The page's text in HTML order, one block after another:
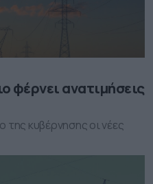
φέρνει ανατιμήσεις
της κυβέρνησης οι νέες